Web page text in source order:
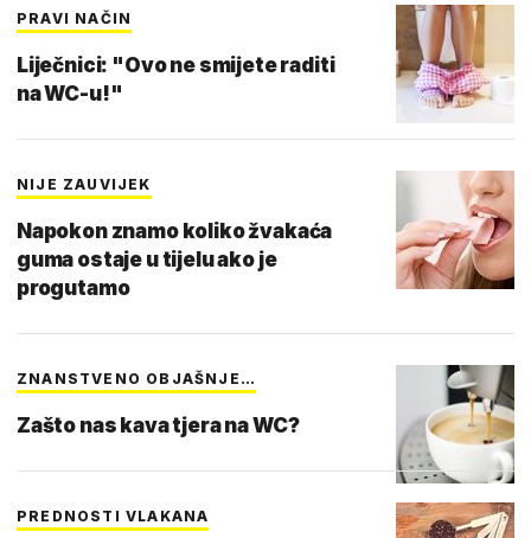
PRAVI NAČIN
Liječnici: "Ovo ne smijete raditi
na WC-u!"
NIJE ZAUVIJEK
Napokon znamo koliko žvakaća
guma ostaje u tijelu ako je
progutamo
ZNANSTVENO OBJAŠNJE…
Zašto nas kava tjera na WC?
PREDNOSTI VLAKANA